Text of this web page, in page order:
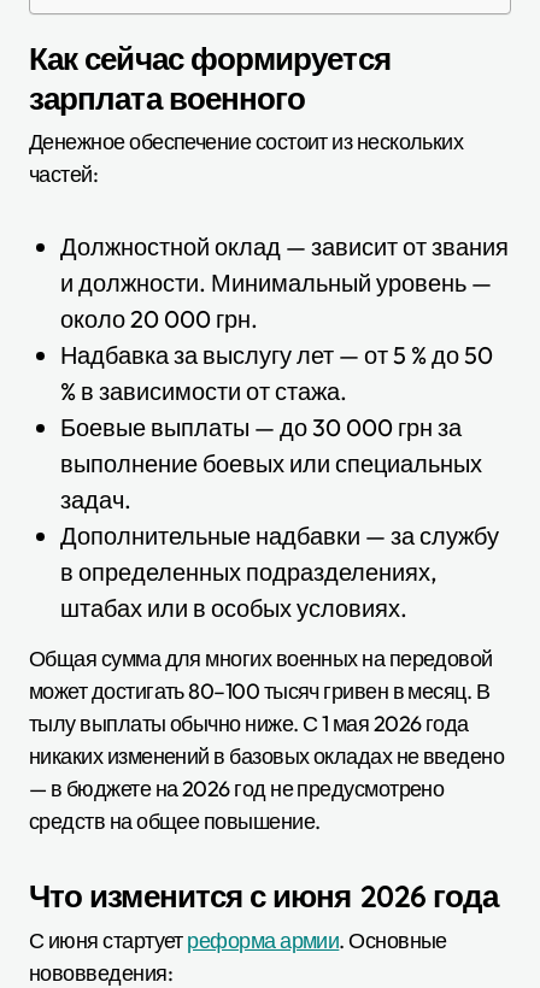
Как сейчас формируется
зарплата военного
Денежное обеспечение состоит из нескольких
частей:
Должностной оклад — зависит от звания
и должности. Минимальный уровень —
около 20 000 грн.
Надбавка за выслугу лет — от 5 % до 50
% в зависимости от стажа.
Боевые выплаты — до 30 000 грн за
выполнение боевых или специальных
задач.
Дополнительные надбавки — за службу
в определенных подразделениях,
штабах или в особых условиях.
Общая сумма для многих военных на передовой
может достигать 80–100 тысяч гривен в месяц. В
тылу выплаты обычно ниже. С 1 мая 2026 года
никаких изменений в базовых окладах не введено
— в бюджете на 2026 год не предусмотрено
средств на общее повышение.
Что изменится с июня 2026 года
С июня стартуетреформа армии. Основные
нововведения: